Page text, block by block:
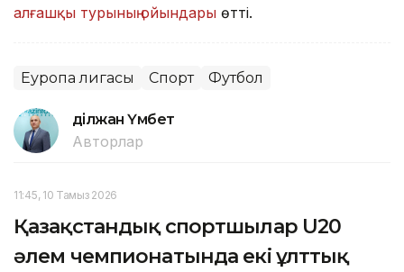
алғашқы турының ойындары өтті.
Еуропа лигасы Спорт Футбол
Әділжан Үмбет
Авторлар
11:45, 10 Тамыз 2026
Қазақстандық спортшылар U20
әлем чемпионатында екі ұлттық